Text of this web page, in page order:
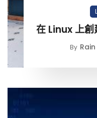
在 Linux 上創
By Rain